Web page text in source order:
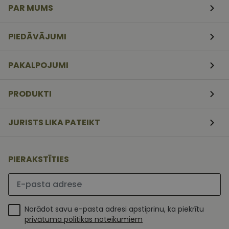
PAR MUMS
PIEDĀVĀJUMI
PAKALPOJUMI
PRODUKTI
JURISTS LIKA PATEIKT
PIERAKSTĪTIES
Lūdzu ievadiet e-pasta adresi
Norādot savu e-pasta adresi apstiprinu, ka piekrītu
privātuma politikas noteikumiem
CookieScriptConsent
Šo sīkfailu
serviss, lai
atcerētos
piekrišanas
Script.com
sīkfailu
pareizi.